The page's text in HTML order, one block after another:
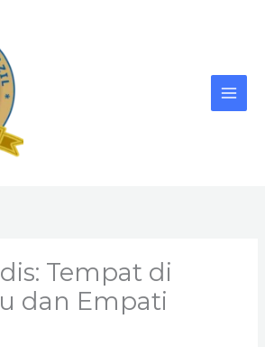
Tempat di
dan Empati